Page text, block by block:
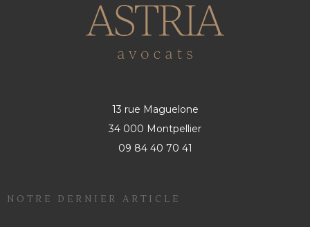
13 rue Maguelone
34 000 Montpellier
09 84 40 70 41
NOTRE DERNIER ARTICLE